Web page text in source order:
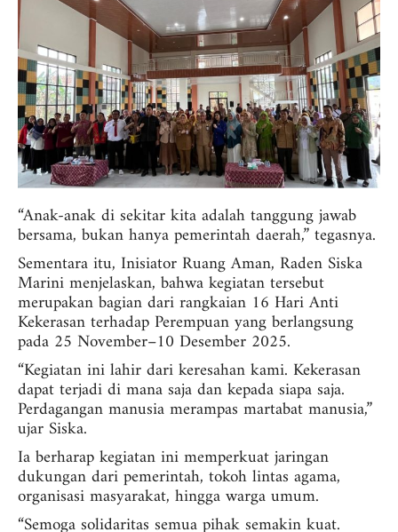
“Anak-anak di sekitar kita adalah tanggung jawab
bersama, bukan hanya pemerintah daerah,” tegasnya.
Sementara itu, Inisiator Ruang Aman, Raden Siska
Marini menjelaskan, bahwa kegiatan tersebut
merupakan bagian dari rangkaian 16 Hari Anti
Kekerasan terhadap Perempuan yang berlangsung
pada 25 November–10 Desember 2025.
“Kegiatan ini lahir dari keresahan kami. Kekerasan
dapat terjadi di mana saja dan kepada siapa saja.
Perdagangan manusia merampas martabat manusia,”
ujar Siska.
Ia berharap kegiatan ini memperkuat jaringan
dukungan dari pemerintah, tokoh lintas agama,
organisasi masyarakat, hingga warga umum.
“Semoga solidaritas semua pihak semakin kuat.